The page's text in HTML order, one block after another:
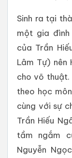
Sinh ra tại
một gia
của Trần
Lâm Tự) nên
cho võ thuật.
theo học
cùng với sự
Trần Hiếu
tầm ngắm
Nguyễn